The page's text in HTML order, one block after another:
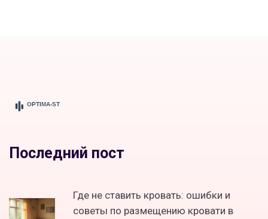
Последний пост
Где не ставить кровать: ошибки и
советы по размещению кровати в